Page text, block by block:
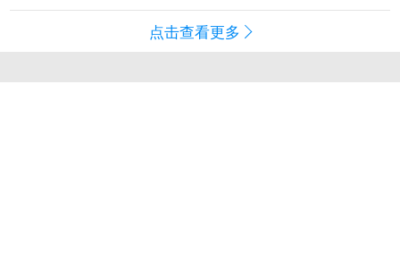
点击查看更多